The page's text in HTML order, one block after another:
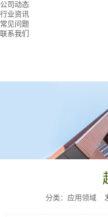
公司动态
行业资讯
常见问题
联系我们
分类：应用领域